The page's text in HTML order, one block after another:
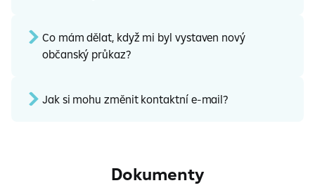
Co mám dělat, když mi byl vystaven nový
občanský průkaz?
Jak si mohu změnit kontaktní e-mail?
Dokumenty